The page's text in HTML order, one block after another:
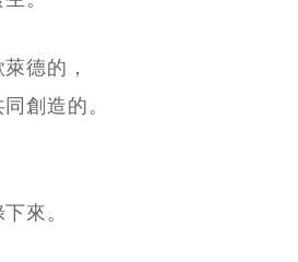
德的，
創造的。
來。